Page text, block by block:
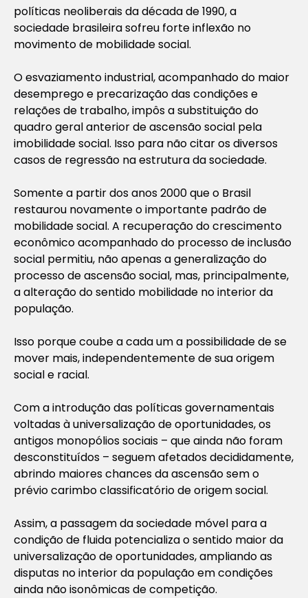
políticas neoliberais da década de 1990, a
sociedade brasileira sofreu forte inflexão no
movimento de mobilidade social.
O esvaziamento industrial, acompanhado do maior
desemprego e precarização das condições e
relações de trabalho, impôs a substituição do
quadro geral anterior de ascensão social pela
imobilidade social. Isso para não citar os diversos
casos de regressão na estrutura da sociedade.
Somente a partir dos anos 2000 que o Brasil
restaurou novamente o importante padrão de
mobilidade social. A recuperação do crescimento
econômico acompanhado do processo de inclusão
social permitiu, não apenas a generalização do
processo de ascensão social, mas, principalmente,
a alteração do sentido mobilidade no interior da
população.
Isso porque coube a cada um a possibilidade de se
mover mais, independentemente de sua origem
social e racial.
Com a introdução das políticas governamentais
voltadas à universalização de oportunidades, os
antigos monopólios sociais – que ainda não foram
desconstituídos – seguem afetados decididamente,
abrindo maiores chances da ascensão sem o
prévio carimbo classificatório de origem social.
Assim, a passagem da sociedade móvel para a
condição de fluida potencializa o sentido maior da
universalização de oportunidades, ampliando as
disputas no interior da população em condições
ainda não isonômicas de competição.